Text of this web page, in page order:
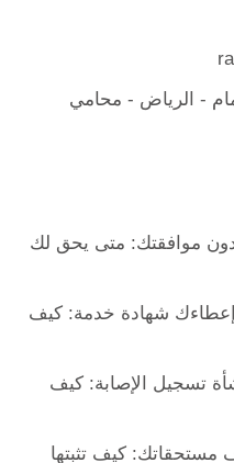
- الرياض - محامي
دون موافقتك: متى يحق لك
شهادة خدمة: كيف
تسجيل الإصابة: كيف
كيف تثبتها